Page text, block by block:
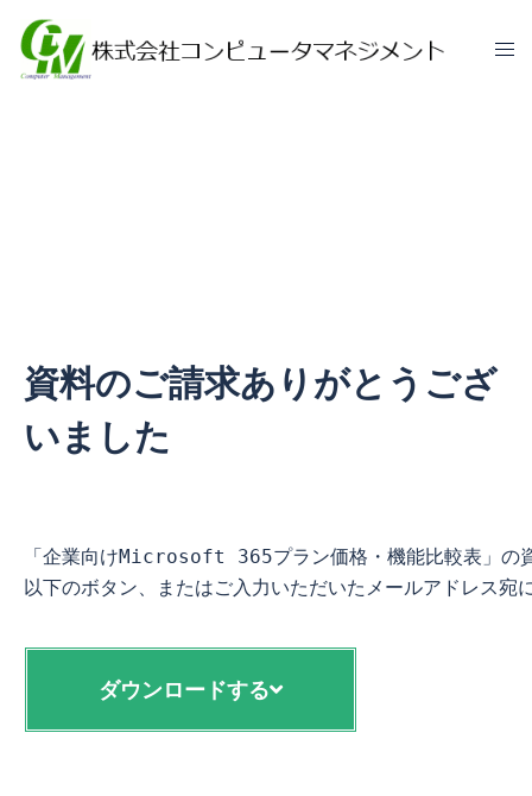
資料のご請求ありがとうござ
いました
「企業向けMicrosoft 365プラン価格・機能比較表」の
ダウンロードする